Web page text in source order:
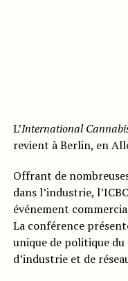
L’International
revient à Berlin, en
Offrant de
dans l’industrie,
événement
La conférence
unique de politique du
d’industrie et de